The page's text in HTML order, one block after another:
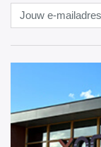
Jouw
e-
mailadres